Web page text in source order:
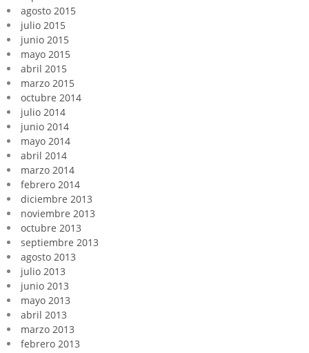
agosto 2015
julio 2015
junio 2015
mayo 2015
abril 2015
marzo 2015
octubre 2014
julio 2014
junio 2014
mayo 2014
abril 2014
marzo 2014
febrero 2014
diciembre 2013
noviembre 2013
octubre 2013
septiembre 2013
agosto 2013
julio 2013
junio 2013
mayo 2013
abril 2013
marzo 2013
febrero 2013